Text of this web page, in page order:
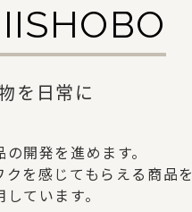
を日常に
開発を進めます。
を感じてもらえる商品を
ています。